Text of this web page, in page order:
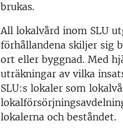
brukas.
All lokalvård inom SLU
förhållandena skiljer sig
ort eller byggnad. Med
uträkningar av vilka
SLU:s lokaler som
lokalerna och beståndet.